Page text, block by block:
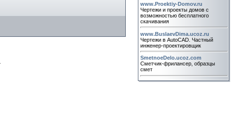
www.Proektiy-Domov.ru
Чертежи и проекты домов с
возможностью бесплатного
скачивания
www.BuslaevDima.ucoz.ru
Чертежи в AutoCAD. Частный
инженер-проектировщик
SmetnoeDelo.ucoz.com
Сметчик-фрилансер, образцы
смет